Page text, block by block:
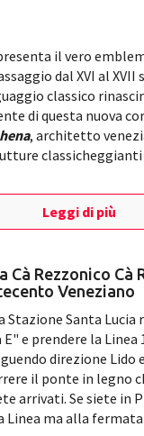
il vero
dal XVI al XVII
classico
di questa nuova
, architetto
Leggi di più
Cà Rezzonico Cà
Veneziano
Stazione Santa Lucia
e prendere la Linea
direzione Lido
il ponte in legno
arrivati. Se siete in
Linea ma alla